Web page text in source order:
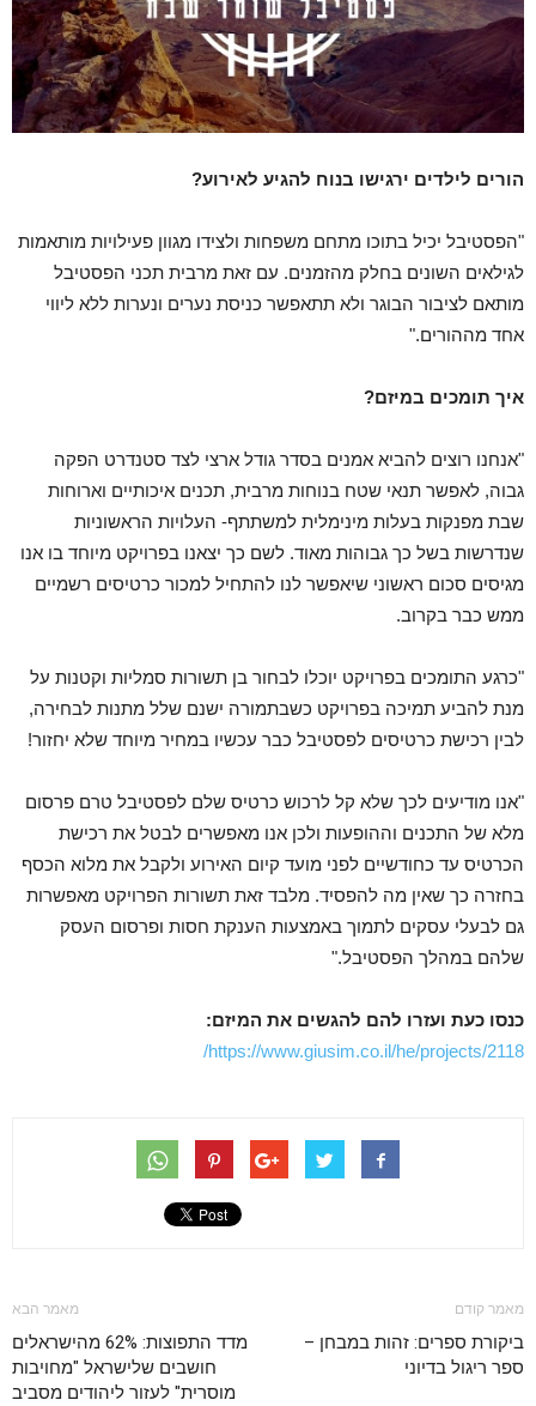
הורים לילדים ירגישו בנוח להגיע לאירוע?
"הפסטיבל יכיל בתוכו מתחם משפחות ולצידו מגוון פעילויות מותאמות
לגילאים השונים בחלק מהזמנים. עם זאת מרבית תכני הפסטיבל
מותאם לציבור הבוגר ולא תתאפשר כניסת נערים ונערות ללא ליווי
אחד מההורים."
איך תומכים במיזם?
"אנחנו רוצים להביא אמנים בסדר גודל ארצי לצד סטנדרט הפקה
גבוה, לאפשר תנאי שטח בנוחות מרבית, תכנים איכותיים וארוחות
שבת מפנקות בעלות מינימלית למשתתף- העלויות הראשוניות
שנדרשות בשל כך גבוהות מאוד. לשם כך יצאנו בפרויקט מיוחד בו אנו
מגיסים סכום ראשוני שיאפשר לנו להתחיל למכור כרטיסים רשמיים
ממש כבר בקרוב.
"כרגע התומכים בפרויקט יוכלו לבחור בן תשורות סמליות וקטנות על
מנת להביע תמיכה בפרויקט כשבתמורה ישנם שלל מתנות לבחירה,
לבין רכישת כרטיסים לפסטיבל כבר עכשיו במחיר מיוחד שלא יחזור!
"אנו מודיעים לכך שלא קל לרכוש כרטיס שלם לפסטיבל טרם פרסום
מלא של התכנים וההופעות ולכן אנו מאפשרים לבטל את רכישת
הכרטיס עד כחודשיים לפני מועד קיום האירוע ולקבל את מלוא הכסף
בחזרה כך שאין מה להפסיד. מלבד זאת תשורות הפרויקט מאפשרות
גם לבעלי עסקים לתמוך באמצעות הענקת חסות ופרסום העסק
שלהם במהלך הפסטיבל."
כנסו כעת ועזרו להם להגשים את המיזם:
https://www.giusim.co.il/he/projects/2118/
מאמר קודם
ביקורת ספרים: זהות במבחן –
ספר ריגול בדיוני
מאמר הבא
מדד התפוצות: 62% מהישראלים
חושבים שלישראל "מחויבות
מוסרית" לעזור ליהודים מסביב